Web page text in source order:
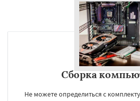
Сборка
Не можете определиться с